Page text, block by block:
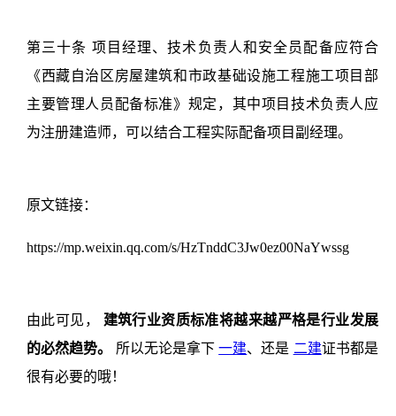
第三十条 项目经理、技术负责人和安全员配备应符合
《西藏自治区房屋建筑和市政基础设施工程施工项目部
主要管理人员配备标准》规定，其中项目技术负责人应
为注册建造师，可以结合工程实际配备项目副经理。
原文链接：
https://mp.weixin.qq.com/s/HzTnddC3Jw0ez00NaYwssg
由此可见，
建筑行业资质标准将越来越严格是行业发展
的必然趋势。
所以无论是拿下一建、还是 二建证书都是
很有必要的哦！